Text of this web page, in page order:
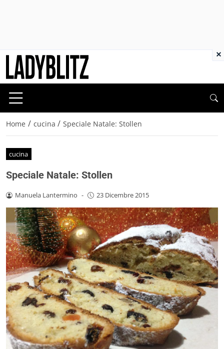
Home / cucina / Speciale Natale: Stollen
cucina
Speciale Natale: Stollen
Manuela Lantermino - 23 Dicembre 2015
×